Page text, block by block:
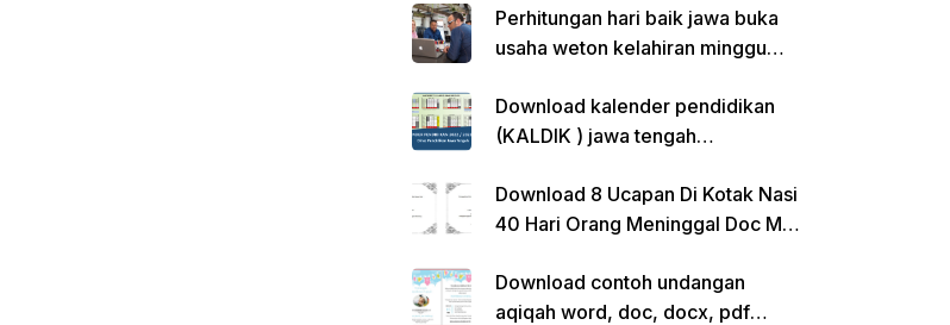
Perhitungan hari baik jawa buka
usaha weton kelahiran minggu
Download kalender pendidikan
(KALDIK ) jawa tengah
Download 8 Ucapan Di Kotak Nasi
40 Hari Orang Meninggal Doc Ms.
Download contoh undangan
aqiqah word, doc, docx, pdf